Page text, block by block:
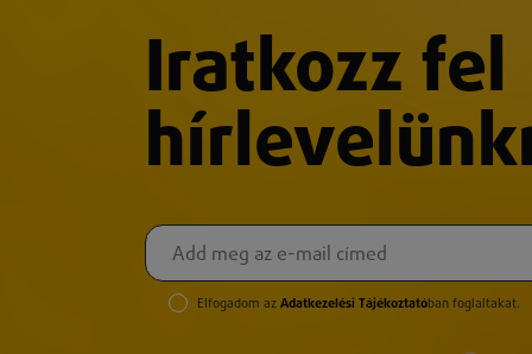
Iratkozz fel
Elfogadom az Adatkezelési Tájékoztatóban foglaltakat.